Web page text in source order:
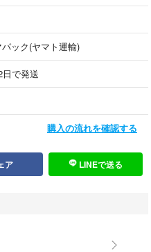
肌（SC-01） UVプロテクト仕様
、チェーン飾り、ケープ付きセー
ペンダー付きスラックス、下着、
#sd17b #sd17男の子 #レダヴェニ
ック(ヤマト運輸)
で発送
購入の流れを確認する
ア LINEで送る